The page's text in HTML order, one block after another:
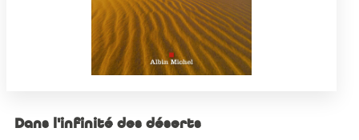
Dans l'infinité des déserts